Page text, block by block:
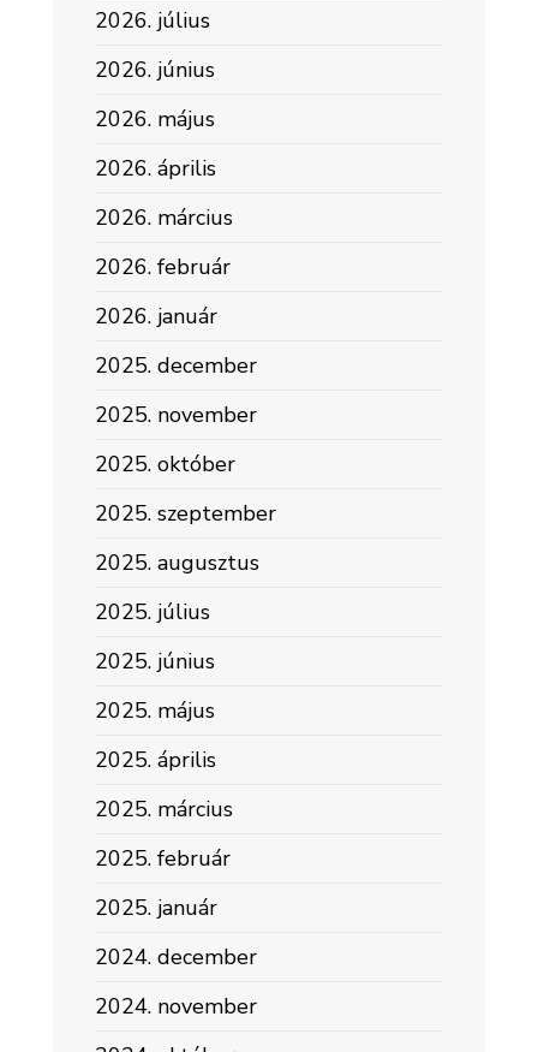
2026. július
2026. június
2026. május
2026. április
2026. március
2026. február
2026. január
2025. december
2025. november
2025. október
2025. szeptember
2025. augusztus
2025. július
2025. június
2025. május
2025. április
2025. március
2025. február
2025. január
2024. december
2024. november